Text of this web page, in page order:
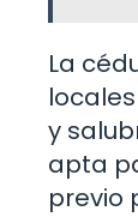
La
y
apta
previo